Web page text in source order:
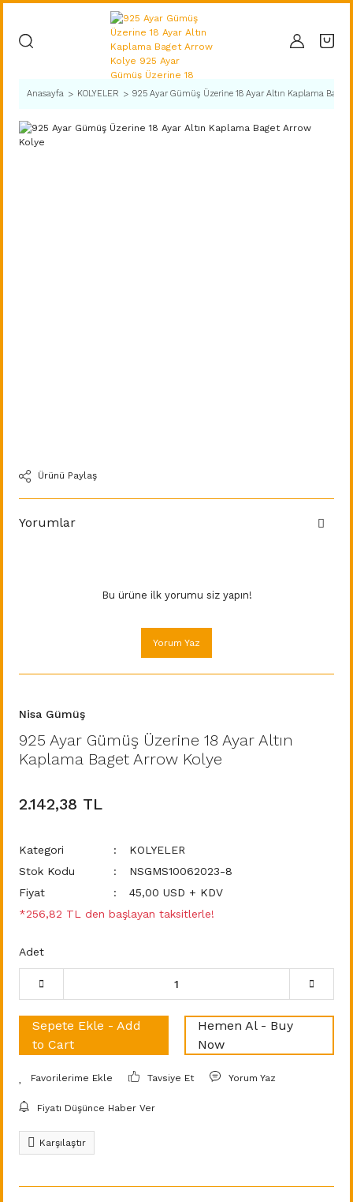
Anasayfa KOLYELER 925 Ayar Gümüş Üzerine 18 Ayar Altın Kaplama Baget
Ürünü Paylaş
Yorumlar
Bu ürüne ilk yorumu siz yapın!
Yorum Yaz
Nisa Gümüş
925 Ayar Gümüş Üzerine 18 Ayar Altın
Kaplama Baget Arrow Kolye
2.142,38 TL
Kategori
KOLYELER
Stok Kodu
NSGMS10062023-8
Fiyat
45,00 USD + KDV
*256,82 TL den başlayan taksitlerle!
Adet
Sepete Ekle - Add
to Cart
Hemen Al - Buy
Now
Tavsiye Et Yorum Yaz
Fiyatı Düşünce Haber Ver
Karşılaştır